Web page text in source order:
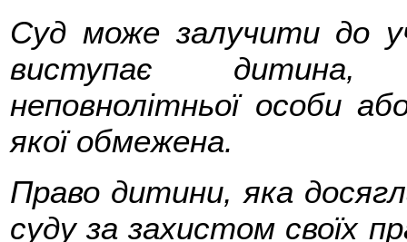
Суд може залучити до
виступає дитина,
неповнолітньої особи
якої обмежена.
Право дитини, яка
суду за захистом своїх